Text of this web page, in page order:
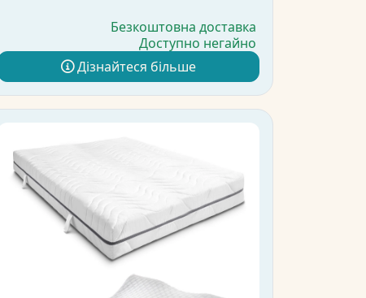
Безкоштовна доставка
Доступно негайно
Дізнайтеся більше